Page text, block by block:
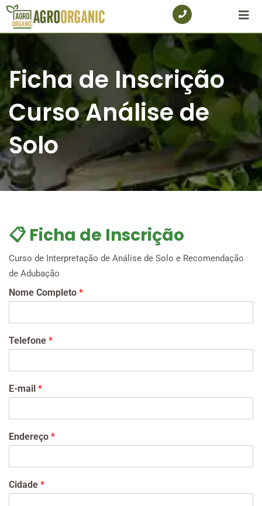
Ficha de Inscrição
Curso Análise de
Solo
📋 Ficha de Inscrição
Curso de Interpretação de Análise de Solo e Recomendação
de Adubação
Nome Completo *
Telefone *
E-mail *
Endereço *
Cidade *